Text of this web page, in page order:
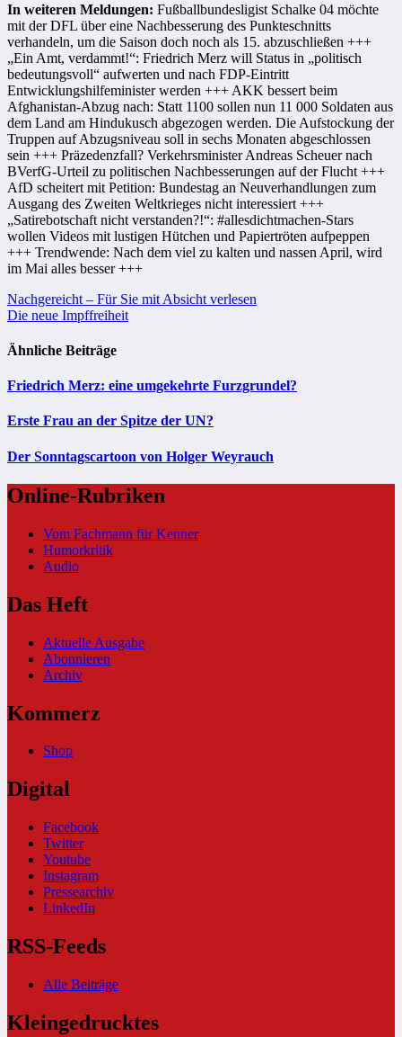
In weiteren Meldungen: Fußballbundesligist Schalke 04 möchte
mit der DFL über eine Nachbesserung des Punkteschnitts
verhandeln, um die Saison doch noch als 15. abzuschließen +++
„Ein Amt, verdammt!“: Friedrich Merz will Status in „politisch
bedeutungsvoll“ aufwerten und nach FDP-Eintritt
Entwicklungshilfeminister werden +++ AKK bessert beim
Afghanistan-Abzug nach: Statt 1100 sollen nun 11 000 Soldaten aus
dem Land am Hindukusch abgezogen werden. Die Aufstockung der
Truppen auf Abzugsniveau soll in sechs Monaten abgeschlossen
sein +++ Präzedenzfall? Verkehrsminister Andreas Scheuer nach
BVerfG-Urteil zu politischen Nachbesserungen auf der Flucht +++
AfD scheitert mit Petition: Bundestag an Neuverhandlungen zum
Ausgang des Zweiten Weltkrieges nicht interessiert +++
„Satirebotschaft nicht verstanden?!“: #allesdichtmachen-Stars
wollen Videos mit lustigen Hütchen und Papiertröten aufpeppen
+++ Trendwende: Nach dem viel zu kalten und nassen April, wird
im Mai alles besser +++
Beitragsnavigation
Nachgereicht – Für Sie mit Absicht verlesen
Die neue Impffreiheit
Ähnliche Beiträge
Friedrich Merz: eine umgekehrte Furzgrundel?
Erste Frau an der Spitze der UN?
Der Sonntagscartoon von Holger Weyrauch
Online-Rubriken
Vom Fachmann für Kenner
Humorkritik
Audio
Das Heft
Aktuelle Ausgabe
Abonnieren
Archiv
Kommerz
Shop
Digital
Facebook
Twitter
Youtube
Instagram
Pressearchiv
LinkedIn
RSS-Feeds
Alle Beiträge
Kleingedrucktes